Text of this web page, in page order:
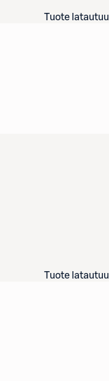
Tuote latautuu
Tuote latautuu